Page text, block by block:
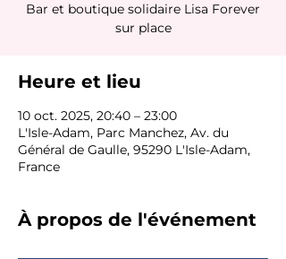
Bar et boutique solidaire Lisa Forever
sur place
Heure et lieu
10 oct. 2025, 20:40 – 23:00
L'Isle-Adam, Parc Manchez, Av. du
Général de Gaulle, 95290 L'Isle-Adam,
France
À propos de l'événement